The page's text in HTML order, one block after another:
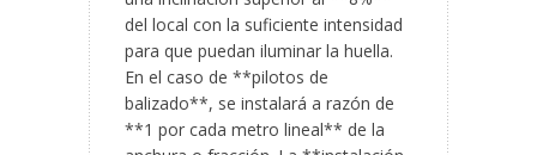
del local con la suficiente intensidad
para que puedan iluminar la huella.
En el caso de **pilotos de
balizado**, se instalará a razón de
**1 por cada metro lineal** de la